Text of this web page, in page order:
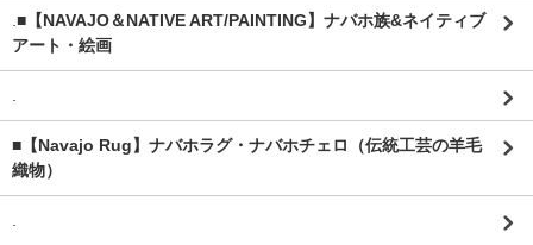
.■【NAVAJO＆NATIVE ART/PAINTING】ナバホ族&ネイティブ
アート・絵画
.
■【Navajo Rug】ナバホラグ・ナバホチェロ（伝統工芸の羊毛
織物）
.